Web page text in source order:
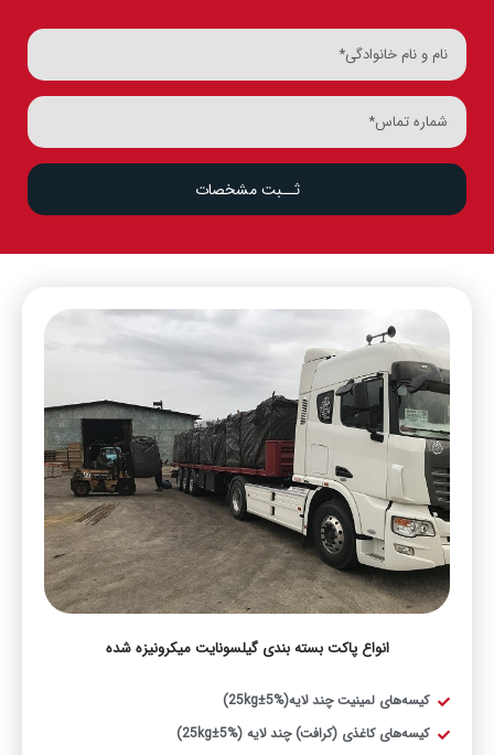
ثــبت مشخصات
انواع پاکت بسته بندی گیلسونایت میکرونیزه شده
کیسه‌های لمینیت چند لایه(%5±25kg)
کیسه‌های کاغذی (کرافت) چند لایه (%5±25kg)